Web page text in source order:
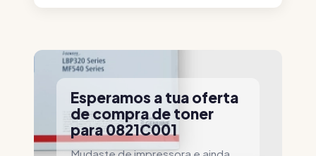
Esperamos a tua oferta
de compra de toner
para 0821C001